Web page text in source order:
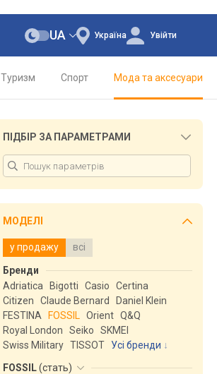
Україна
UA Увійти
Туризм Спорт Мода та аксесуари
ПІДБІР ЗА ПАРАМЕТРАМИ
МОДЕЛІ
у продажу всі
Бренди
Adriatica
Bigotti Casio
Certina
Citizen
Claude Bernard
Daniel Klein
FESTINA
FOSSIL Orient Q&Q
Royal London
Seiko
SKMEI
Swiss Military TISSOT
Усі бренди
FOSSIL(стать)